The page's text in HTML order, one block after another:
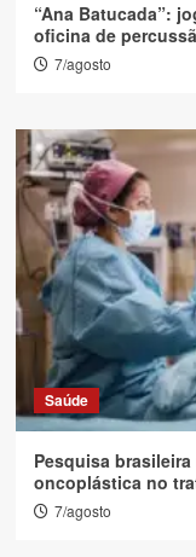
“Ana Batucada”:
oficina de
7/agosto
Saúde
Pesquisa
oncoplástica no
7/agosto